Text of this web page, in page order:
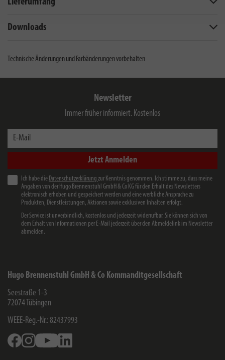
Lieferumfang
Downloads
Technische Änderungen und Farbänderungen vorbehalten
Newsletter
Immer früher informiert. Kostenlos
E-Mail
Jetzt Anmelden
Ich habe die Datenschutzerklärung zur Kenntnis genommen. Ich stimme zu, dass meine
Angaben von der Hugo Brennenstuhl GmbH & Co KG für den Erhalt des Newsletters
elektronisch erhoben und gespeichert werden und eine werbliche Ansprache zu
Produkten, Dienstleistungen, Aktionen sowie exklusiven Inhalten erfolgt.
Der Service ist unverbindlich, kostenlos und jederzeit widerrufbar. Sie können sich von
dem Erhalt von Informationen per E-Mail jederzeit über den Abmeldelink im Newsletter
abmelden.
Hugo Brennenstuhl GmbH & Co Kommanditgesellschaft
Seestraße 1-3
72074 Tübingen
WEEE-Reg.-Nr.: 82437993
FacebookInstagramYoutube